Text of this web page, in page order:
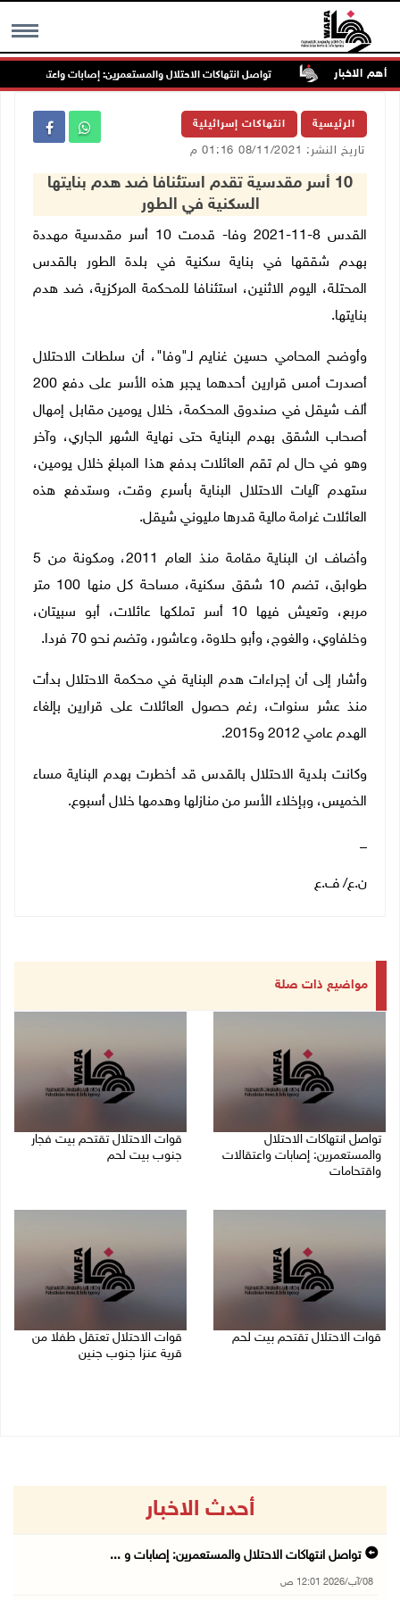
MENU أهم الاخبار
غرب جنين تواصل انتهاكات الاحتلال والمستعمرين: إصابات واعتقالات
الرئيسية انتهاكات إسرائيلية
تاريخ النشر: 08/11/2021 01:16 م
10 أسر مقدسية تقدم استئنافا ضد هدم بنايتها
السكنية في الطور
القدس 8-11-2021 وفا- قدمت 10 أسر مقدسية مهددة
بهدم شققها في بناية سكنية في بلدة الطور بالقدس
المحتلة، اليوم الاثنين، استئنافا للمحكمة المركزية، ضد هدم
بنايتها.
وأوضح المحامي حسين غنايم لـ"وفا"، أن سلطات الاحتلال
أصدرت أمس قرارين أحدهما يجبر هذه الأسر على دفع 200
ألف شيقل في صندوق المحكمة، خلال يومين مقابل إمهال
أصحاب الشقق بهدم البناية حتى نهاية الشهر الجاري، وآخر
وهو في حال لم تقم العائلات بدفع هذا المبلغ خلال يومين،
ستهدم آليات الاحتلال البناية بأسرع وقت، وستدفع هذه
العائلات غرامة مالية قدرها مليوني شيقل.
وأضاف ان البناية مقامة منذ العام 2011، ومكونة من 5
طوابق، تضم 10 شقق سكنية، مساحة كل منها 100 متر
مربع، وتعيش فيها 10 أسر تملكها عائلات، أبو سبيتان،
وخلفاوي، والغوج، وأبو حلاوة، وعاشور، وتضم نحو 70 فردا.
وأشار إلى أن إجراءات هدم البناية في محكمة الاحتلال بدأت
منذ عشر سنوات، رغم حصول العائلات على قرارين بإلغاء
الهدم عامي 2012 و2015.
وكانت بلدية الاحتلال بالقدس قد أخطرت بهدم البناية مساء
الخميس، وبإخلاء الأسر من منازلها وهدمها خلال أسبوع.
ن.ع/ ف.ع
مواضيع ذات صلة
تواصل انتهاكات الاحتلال
والمستعمرين: إصابات واعتقالات
واقتحامات
قوات الاحتلال تقتحم بيت فجار
جنوب بيت لحم
قوات الاحتلال تقتحم بيت لحم
قوات الاحتلال تعتقل طفلا من
قرية عنزا جنوب جنين
أحدث الاخبار
تواصل انتهاكات الاحتلال والمستعمرين: إصابات و ...
08/آب/2026 12:01 ص